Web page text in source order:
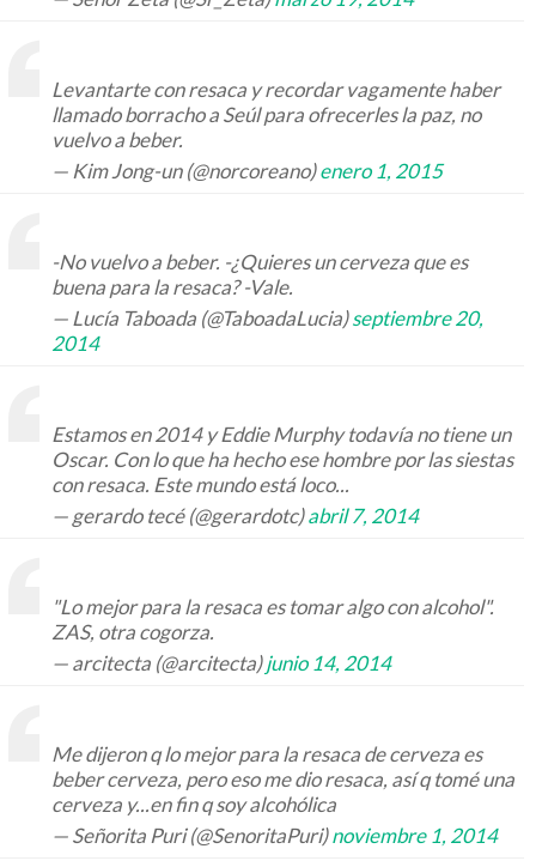
Levantarte con resaca y recordar vagamente haber
llamado borracho a Seúl para ofrecerles la paz, no
vuelvo a beber.
— Kim Jong-un (@norcoreano)enero 1, 2015
-No vuelvo a beber. -¿Quieres un cerveza que es
buena para la resaca? -Vale.
— Lucía Taboada (@TaboadaLucia)septiembre 20,
2014
Estamos en 2014 y Eddie Murphy todavía no tiene un
Oscar. Con lo que ha hecho ese hombre por las siestas
con resaca. Este mundo está loco...
— gerardo tecé (@gerardotc)abril 7, 2014
"Lo mejor para la resaca es tomar algo con alcohol".
ZAS, otra cogorza.
— arcitecta (@arcitecta)junio 14, 2014
Me dijeron q lo mejor para la resaca de cerveza es
beber cerveza, pero eso me dio resaca, así q tomé una
cerveza y...en fin q soy alcohólica
— Señorita Puri (@SenoritaPuri)noviembre 1, 2014